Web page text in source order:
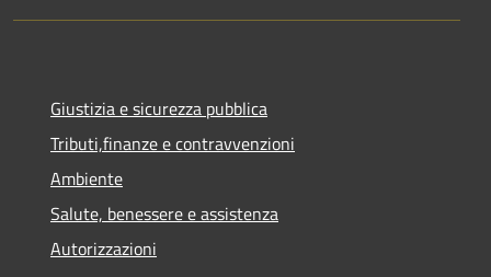
Giustizia e sicurezza pubblica
Tributi,finanze e contravvenzioni
Ambiente
Salute, benessere e assistenza
Autorizzazioni